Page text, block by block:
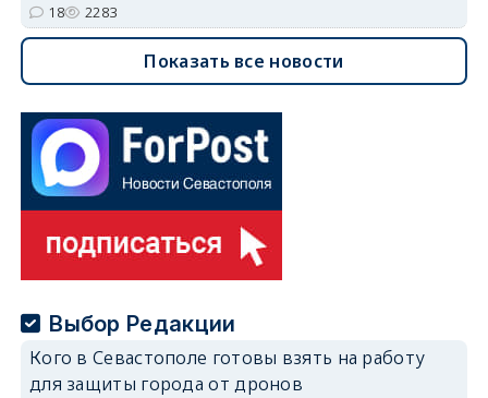
18 2283
Показать все новости
Выбор Редакции
Кого в Севастополе готовы взять на работу
для защиты города от дронов